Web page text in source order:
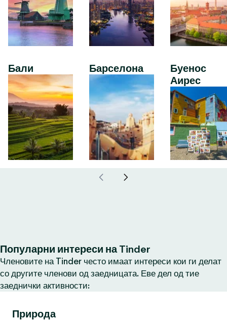
Бали Барселона
Буенос
Аирес
Популарни интереси на Tinder
Членовите на Tinder често имаат интереси кои ги делат
со другите членови од заедницата. Еве дел од тие
заеднички активности:
Природа